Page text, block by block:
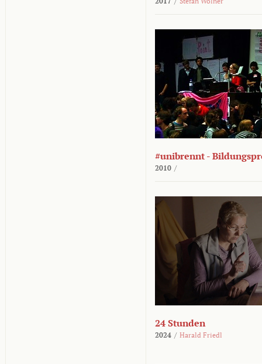
#unibrennt -
2010 /
24 Stunden
2024 / Harald Friedl